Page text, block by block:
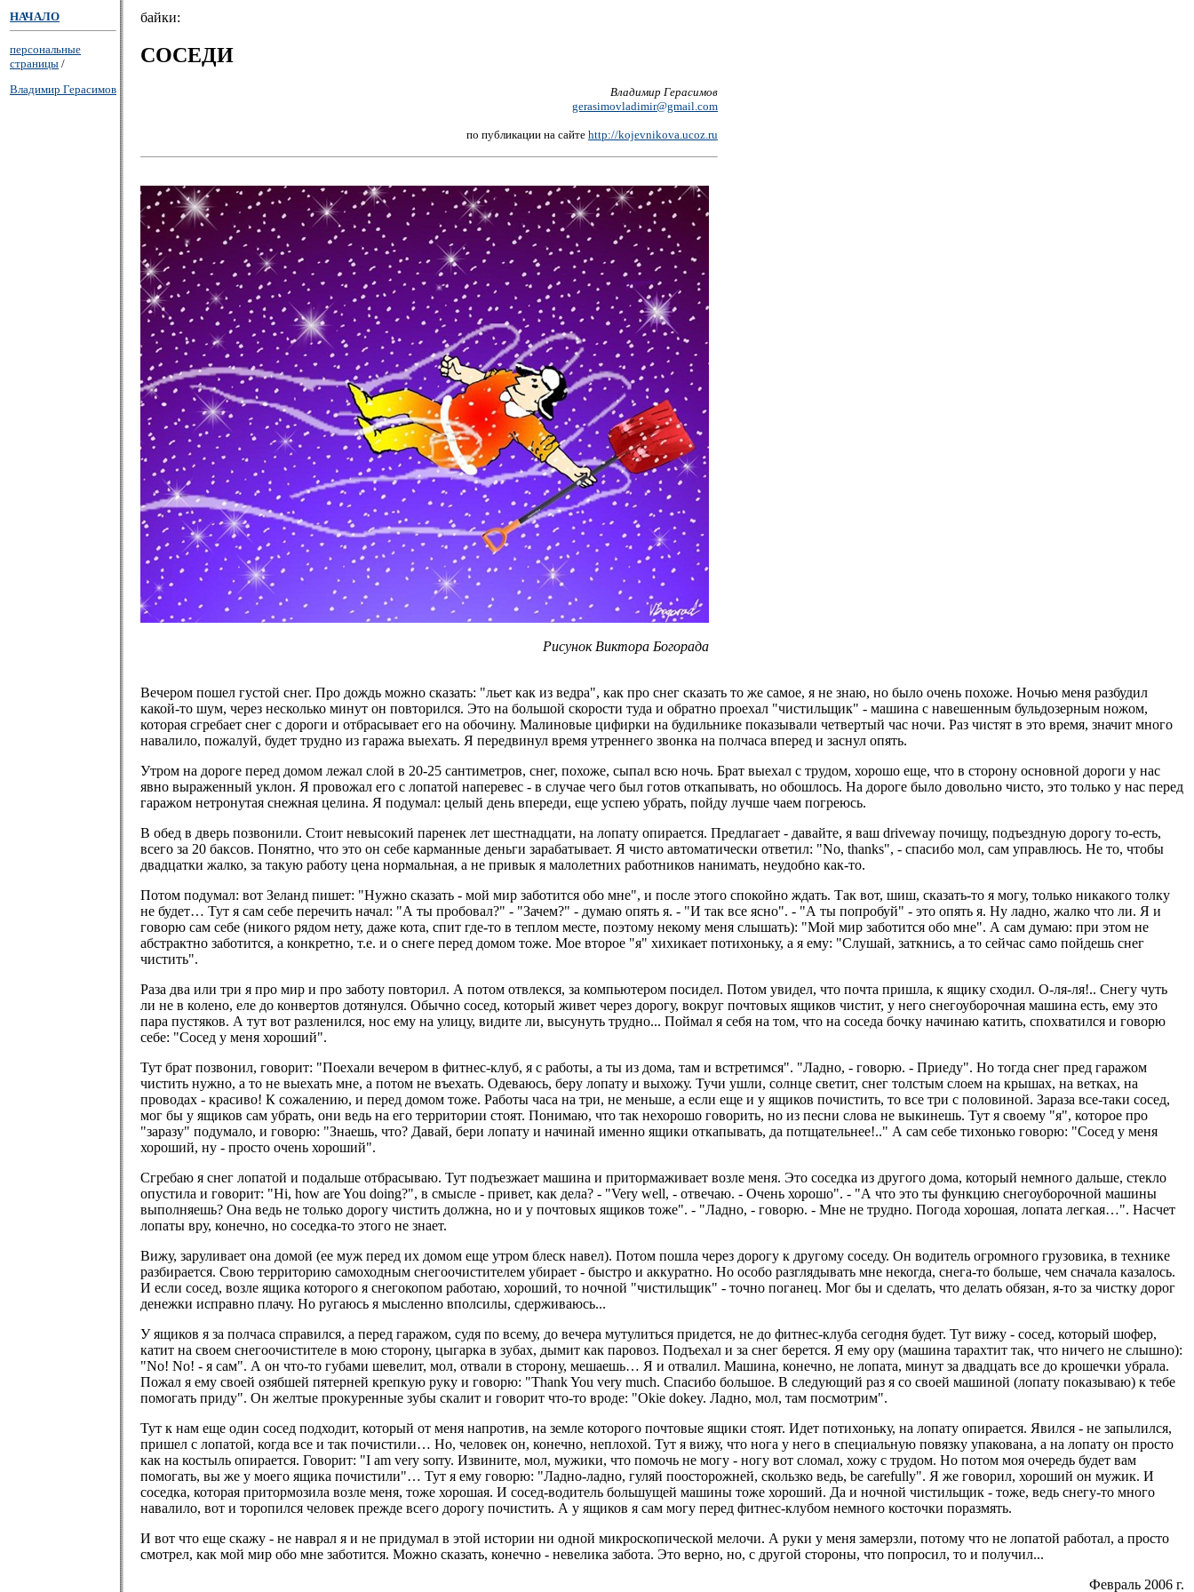
НАЧАЛО
персональные
страницы /
Владимир Герасимов
байки:
СОСЕДИ
Владимир Герасимов
gerasimovladimir@gmail.com
по публикации на сайте http://kojevnikova.ucoz.ru
Рисунок Виктора Богорада
Вечером пошел густой снег. Про дождь можно сказать: "льет как из ведра", как про снег сказать то же самое, я не знаю, но было очень похоже. Ночью меня разбудил
какой-то шум, через несколько минут он повторился. Это на большой скорости туда и обратно проехал "чистильщик" - машина с навешенным бульдозерным ножом,
которая сгребает снег с дороги и отбрасывает его на обочину. Малиновые цифирки на будильнике показывали четвертый час ночи. Раз чистят в это время, значит много
навалило, пожалуй, будет трудно из гаража выехать. Я передвинул время утреннего звонка на полчаса вперед и заснул опять.
Утром на дороге перед домом лежал слой в 20-25 сантиметров, снег, похоже, сыпал всю ночь. Брат выехал с трудом, хорошо еще, что в сторону основной дороги у нас
явно выраженный уклон. Я провожал его с лопатой наперевес - в случае чего был готов откапывать, но обошлось. На дороге было довольно чисто, это только у нас перед
гаражом нетронутая снежная целина. Я подумал: целый день впереди, еще успею убрать, пойду лучше чаем погреюсь.
В обед в дверь позвонили. Стоит невысокий паренек лет шестнадцати, на лопату опирается. Предлагает - давайте, я ваш driveway почищу, подъездную дорогу то-есть,
всего за 20 баксов. Понятно, что это он себе карманные деньги зарабатывает. Я чисто автоматически ответил: "No, thanks", - спасибо мол, сам управлюсь. Не то, чтобы
двадцатки жалко, за такую работу цена нормальная, а не привык я малолетних работников нанимать, неудобно как-то.
Потом подумал: вот Зеланд пишет: "Нужно сказать - мой мир заботится обо мне", и после этого спокойно ждать. Так вот, шиш, сказать-то я могу, только никакого толку
не будет… Тут я сам себе перечить начал: "А ты пробовал?" - "Зачем?" - думаю опять я. - "И так все ясно". - "А ты попробуй" - это опять я. Ну ладно, жалко что ли. Я и
говорю сам себе (никого рядом нету, даже кота, спит где-то в теплом месте, поэтому некому меня слышать): "Мой мир заботится обо мне". А сам думаю: при этом не
абстрактно заботится, а конкретно, т.е. и о снеге перед домом тоже. Мое второе "я" хихикает потихоньку, а я ему: "Слушай, заткнись, а то сейчас само пойдешь снег
чистить".
Раза два или три я про мир и про заботу повторил. А потом отвлекся, за компьютером посидел. Потом увидел, что почта пришла, к ящику сходил. О-ля-ля!.. Снегу чуть
ли не в колено, еле до конвертов дотянулся. Обычно сосед, который живет через дорогу, вокруг почтовых ящиков чистит, у него снегоуборочная машина есть, ему это
пара пустяков. А тут вот разленился, нос ему на улицу, видите ли, высунуть трудно... Поймал я себя на том, что на соседа бочку начинаю катить, спохватился и говорю
себе: "Сосед у меня хороший".
Тут брат позвонил, говорит: "Поехали вечером в фитнес-клуб, я с работы, а ты из дома, там и встретимся". "Ладно, - говорю. - Приеду". Но тогда снег пред гаражом
чистить нужно, а то не выехать мне, а потом не въехать. Одеваюсь, беру лопату и выхожу. Тучи ушли, солнце светит, снег толстым слоем на крышах, на ветках, на
проводах - красиво! К сожалению, и перед домом тоже. Работы часа на три, не меньше, а если еще и у ящиков почистить, то все три с половиной. Зараза все-таки сосед,
мог бы у ящиков сам убрать, они ведь на его территории стоят. Понимаю, что так нехорошо говорить, но из песни слова не выкинешь. Тут я своему "я", которое про
"заразу" подумало, и говорю: "Знаешь, что? Давай, бери лопату и начинай именно ящики откапывать, да потщательнее!.." А сам себе тихонько говорю: "Сосед у меня
хороший, ну - просто очень хороший".
Сгребаю я снег лопатой и подальше отбрасываю. Тут подъезжает машина и притормаживает возле меня. Это соседка из другого дома, который немного дальше, стекло
опустила и говорит: "Hi, how are You doing?", в смысле - привет, как дела? - "Very well, - отвечаю. - Очень хорошо". - "А что это ты функцию снегоуборочной машины
выполняешь? Она ведь не только дорогу чистить должна, но и у почтовых ящиков тоже". - "Ладно, - говорю. - Мне не трудно. Погода хорошая, лопата легкая…". Насчет
лопаты вру, конечно, но соседка-то этого не знает.
Вижу, заруливает она домой (ее муж перед их домом еще утром блеск навел). Потом пошла через дорогу к другому соседу. Он водитель огромного грузовика, в технике
разбирается. Свою территорию самоходным снегоочистителем убирает - быстро и аккуратно. Но особо разглядывать мне некогда, снега-то больше, чем сначала казалось.
И если сосед, возле ящика которого я снегокопом работаю, хороший, то ночной "чистильщик" - точно поганец. Мог бы и сделать, что делать обязан, я-то за чистку дорог
денежки исправно плачу. Но ругаюсь я мысленно вполсилы, сдерживаюсь...
У ящиков я за полчаса справился, а перед гаражом, судя по всему, до вечера мутулиться придется, не до фитнес-клуба сегодня будет. Тут вижу - сосед, который шофер,
катит на своем снегоочистителе в мою сторону, цыгарка в зубах, дымит как паровоз. Подъехал и за снег берется. Я ему ору (машина тарахтит так, что ничего не слышно):
"No! No! - я сам". А он что-то губами шевелит, мол, отвали в сторону, мешаешь… Я и отвалил. Машина, конечно, не лопата, минут за двадцать все до крошечки убрала.
Пожал я ему своей озябшей пятерней крепкую руку и говорю: "Thank You very much. Спасибо большое. В следующий раз я со своей машиной (лопату показываю) к тебе
помогать приду". Он желтые прокуренные зубы скалит и говорит что-то вроде: "Okie dokey. Ладно, мол, там посмотрим".
Тут к нам еще один сосед подходит, который от меня напротив, на земле которого почтовые ящики стоят. Идет потихоньку, на лопату опирается. Явился - не запылился,
пришел с лопатой, когда все и так почистили… Но, человек он, конечно, неплохой. Тут я вижу, что нога у него в специальную повязку упакована, а на лопату он просто
как на костыль опирается. Говорит: "I am very sorry. Извините, мол, мужики, что помочь не могу - ногу вот сломал, хожу с трудом. Но потом моя очередь будет вам
помогать, вы же у моего ящика почистили"… Тут я ему говорю: "Ладно-ладно, гуляй поосторожней, скользко ведь, be carefully". Я же говорил, хороший он мужик. И
соседка, которая притормозила возле меня, тоже хорошая. И сосед-водитель большущей машины тоже хороший. Да и ночной чистильщик - тоже, ведь снегу-то много
навалило, вот и торопился человек прежде всего дорогу почистить. А у ящиков я сам могу перед фитнес-клубом немного косточки поразмять.
И вот что еще скажу - не наврал я и не придумал в этой истории ни одной микроскопической мелочи. А руки у меня замерзли, потому что не лопатой работал, а просто
смотрел, как мой мир обо мне заботится. Можно сказать, конечно - невелика забота. Это верно, но, с другой стороны, что попросил, то и получил...
Февраль 2006 г.